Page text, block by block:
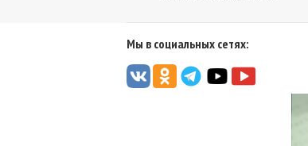
Мы в социальных сетях: